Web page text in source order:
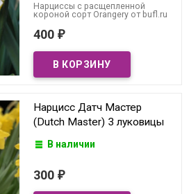
Нарциссы с расщепленной
короной сорт Orangery от bufl.ru
400 ₽
Нарцисс Датч Мастер
(Dutch Master) 3 луковицы
В наличии
300 ₽